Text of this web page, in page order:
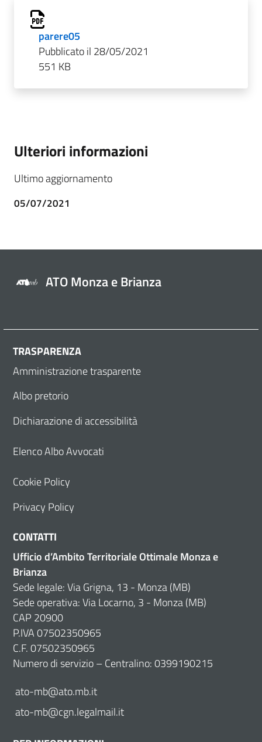
parere05
Pubblicato il 28/05/2021
551 KB
Ulteriori informazioni
Ultimo aggiornamento
05/07/2021
ATO Monza e Brianza
TRASPARENZA
Amministrazione trasparente
Albo pretorio
Dichiarazione di accessibilità
Elenco Albo Avvocati
Cookie Policy
Privacy Policy
CONTATTI
Ufficio d’Ambito Territoriale Ottimale Monza e
Brianza
Sede legale: Via Grigna, 13 - Monza (MB)
Sede operativa: Via Locarno, 3 - Monza (MB)
CAP 20900
P.IVA 07502350965
C.F. 07502350965
Numero di servizio – Centralino: 0399190215
ato-mb@ato.mb.it
ato-mb@cgn.legalmail.it